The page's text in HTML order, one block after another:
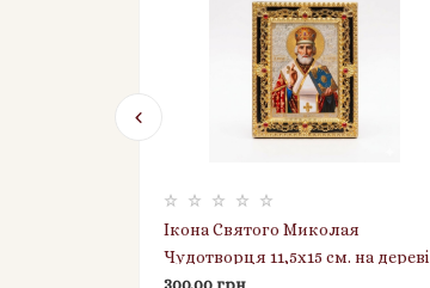
Ікона Святого Миколая
Чудотворця 11,5х15 см. на дереві